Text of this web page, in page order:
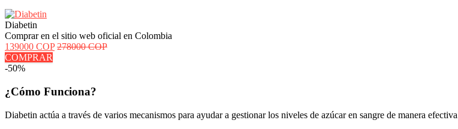
Diabetin
Comprar en el sitio web oficial en Colombia
139000 COP 278000 COP
COMPRAR
-50%
¿Cómo Funciona?
Diabetin actúa a través de varios mecanismos para ayudar a gestionar los niveles de azúcar en sangre de manera